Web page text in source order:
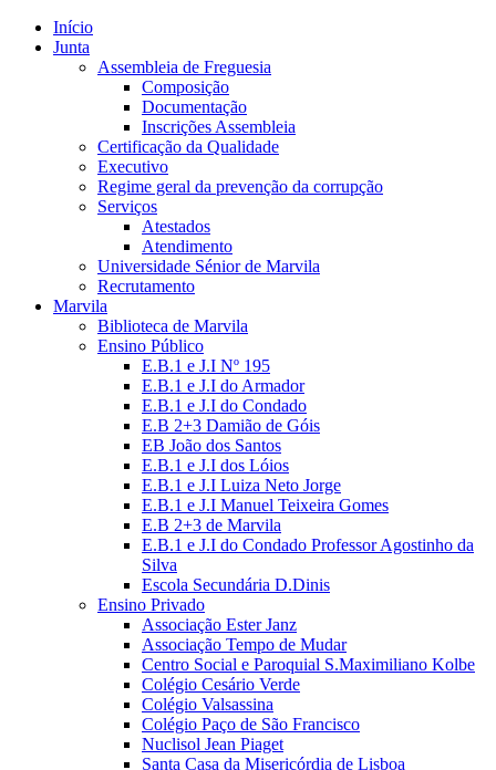
Início
Junta
Assembleia de Freguesia
Composição
Documentação
Inscrições Assembleia
Certificação da Qualidade
Executivo
Regime geral da prevenção da corrupção
Serviços
Atestados
Atendimento
Universidade Sénior de Marvila
Recrutamento
Marvila
Biblioteca de Marvila
Ensino Público
E.B.1 e J.I Nº 195
E.B.1 e J.I do Armador
E.B.1 e J.I do Condado
E.B 2+3 Damião de Góis
EB João dos Santos
E.B.1 e J.I dos Lóios
E.B.1 e J.I Luiza Neto Jorge
E.B.1 e J.I Manuel Teixeira Gomes
E.B 2+3 de Marvila
E.B.1 e J.I do Condado Professor Agostinho da
Silva
Escola Secundária D.Dinis
Ensino Privado
Associação Ester Janz
Associação Tempo de Mudar
Centro Social e Paroquial S.Maximiliano Kolbe
Colégio Cesário Verde
Colégio Valsassina
Colégio Paço de São Francisco
Nuclisol Jean Piaget
Santa Casa da Misericórdia de Lisboa